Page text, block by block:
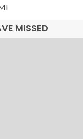
MISSED